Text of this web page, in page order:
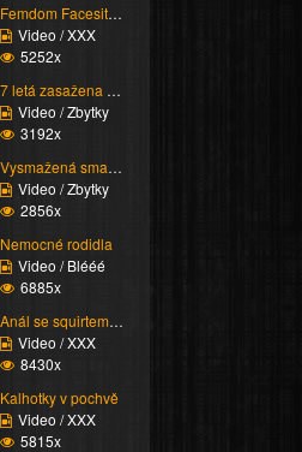
Femdom Facesitting vol...
Video / XXX
5252x
7 letá zasažena proude...
Video / Zbytky
3192x
Vysmažená smažka
Video / Zbytky
2856x
Nemocné rodidla
Video / Blééé
6885x
Anál se squirtem nakon...
Video / XXX
8430x
Kalhotky v pochvě
Video / XXX
5815x